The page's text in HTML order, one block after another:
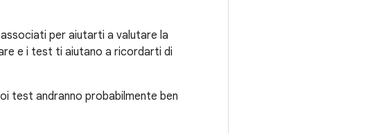
per aiutarti a valutare la
e i test ti aiutano a ricordarti di
test andranno probabilmente ben